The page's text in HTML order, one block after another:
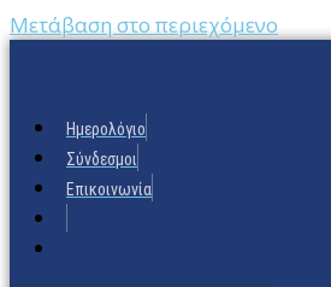
Μετάβαση στο περιεχόμενο
Ημερολόγιο
Σύνδεσμοι
Επικοινωνία